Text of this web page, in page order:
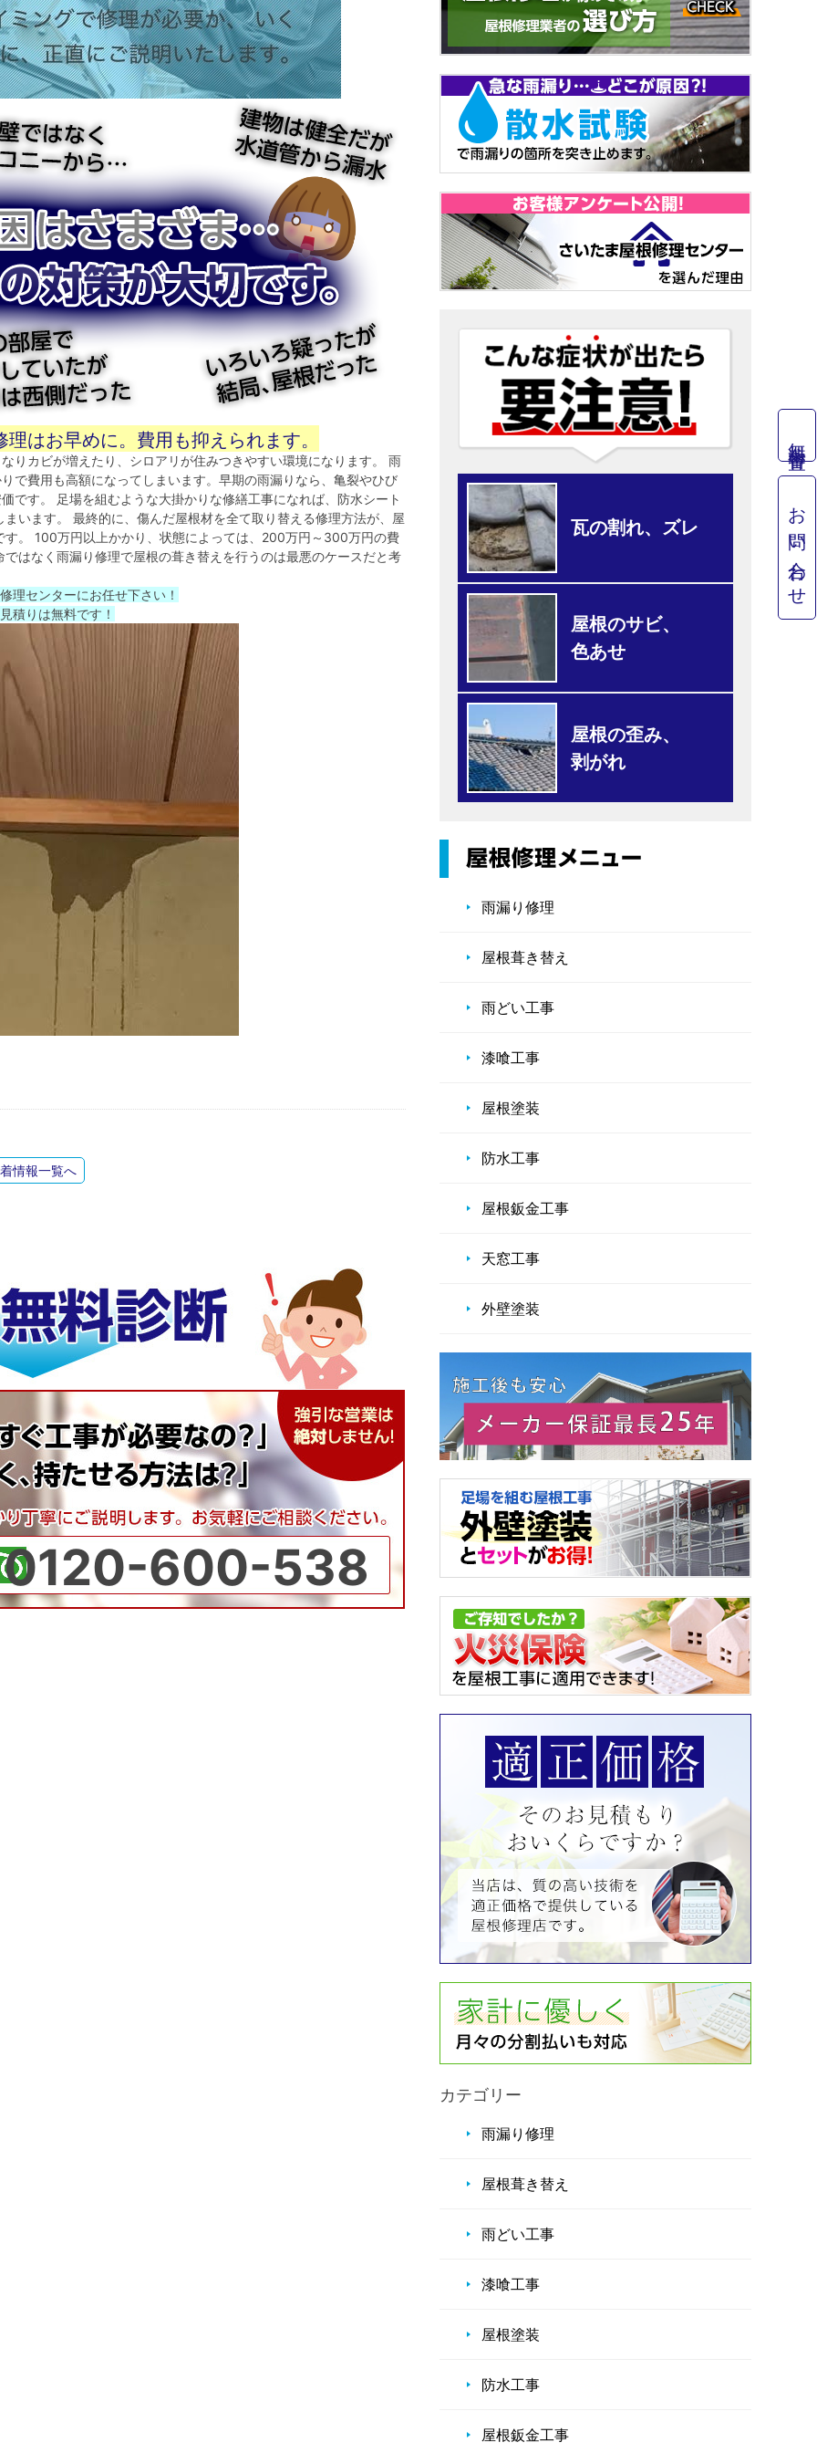
お問い合わせ
はお早めに。費用も抑えられます。
りカビが増えたり、シロアリが住みつきやすい環境になります。 雨
で費用も高額になってしまいます。早期の雨漏りなら、亀裂やひび
です。 足場を組むような大掛かりな修繕工事になれば、防水シート
います。 最終的に、傷んだ屋根材を全て取り替える修理方法が、屋
。 100万円以上かかり、状態によっては、200万円～300万円の費
はなく雨漏り修理で屋根の葺き替えを行うのは最悪のケースだと考
理センターにお任せ下さい！
積りは無料です！
情報一覧へ
0120-600-538
瓦の割れ、ズレ
屋根のサビ、
色あせ
屋根の歪み、
剥がれ
雨漏り修理
屋根葺き替え
雨どい工事
漆喰工事
屋根塗装
防水工事
屋根鈑金工事
天窓工事
外壁塗装
カテゴリー
雨漏り修理
屋根葺き替え
雨どい工事
漆喰工事
屋根塗装
防水工事
屋根鈑金工事